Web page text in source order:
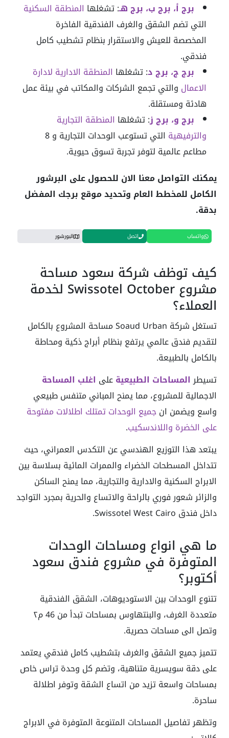
برج أ، برج ب، برج هـ: تشغلها المنطقة السكنية
التي تضم الشقق والغرف الفندقية الفاخرة
المخصصة للعيش والاستقرار بنظام تشطيب كامل
فندقي.
برج ج، برج د: تشغلها المنطقة الادارية لادارة
الاعمال والتي تجمع الشركات والمكاتب في بيئة عمل
هادئة ومستقلة.
برج و، برج ز: تشغلها المنطقة التجارية
والترفيهية
التي تستوعب الوحدات التجارية و 8
مطاعم عالمية لتوفر تجربة تسوق حيوية.
يمكنك التواصل معنا الان للحصول على البرشور
الكامل للمخطط العام وتحديد موقع برجك المفضل
بدقة.
واتساب اتصل البورشور
كيف توظف شركة سعود مساحة
مشروع Swissotel October لخدمة
العملاء؟
تستغل شركة Soaud Urban مساحة المشروع بالكامل
لتقديم فندق عالمي يرتفع بنظام أبراج ذكية ومحاطة
بالكامل بالطبيعة.
تسيطرالمساحات الطبيعيةعلى اغلب المساحة
الاجمالية للمشروع، مما يمنح المباني متنفس طبيعي
واسع ويضمن انجميع الوحدات تمتلك اطلالات مفتوحة
على الخضرة واللاندسكيب.
يبتعد هذا التوزيع الهندسي عن التكدس العمراني، حيث
تتداخل المسطحات الخضراء والممرات المائية بسلاسة بين
الابراج السكنية والادارية والتجارية، مما يمنح الساكن
والزائر شعور فوري بالراحة والاتساع والحرية بمجرد التواجد
داخل فندق Swissotel West Cairo.
ما هي انواع ومساحات الوحدات
المتوفرة في مشروع فندق سعود
أكتوبر؟
تتنوع الوحدات بين الاستوديوهات، الشقق الفندقية
متعددة الغرف، والبنتهاوس بمساحات تبدأ من 46 م٢
وتصل الى مساحات حصرية.
تتميز جميع الشقق والغرف بتشطيب كامل فندقي يعتمد
على دقة سويسرية متناهية، وتضم كل وحدة تراس خاص
بمساحات واسعة تزيد من اتساع الشقة وتوفر اطلالة
ساحرة.
وتظهر تفاصيل المساحات المتنوعة المتوفرة في الابراج